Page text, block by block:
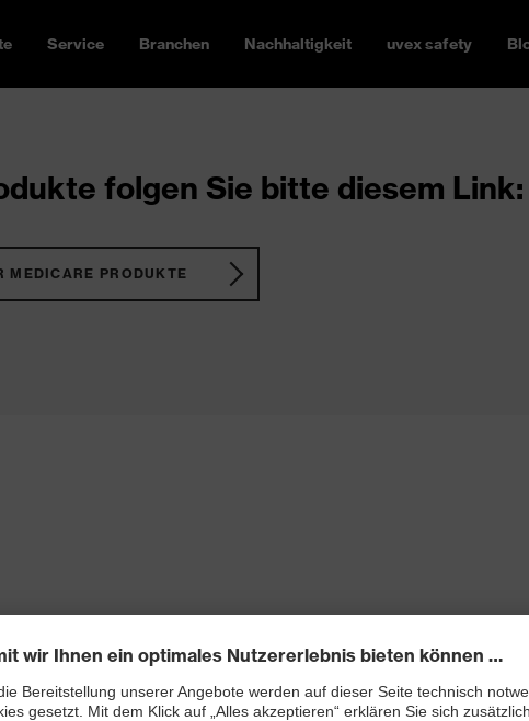
Service Branchen Nachhaltigkeit uvex safety
folgen Sie bitte diesem Link:
MEDICARE PRODUKTE